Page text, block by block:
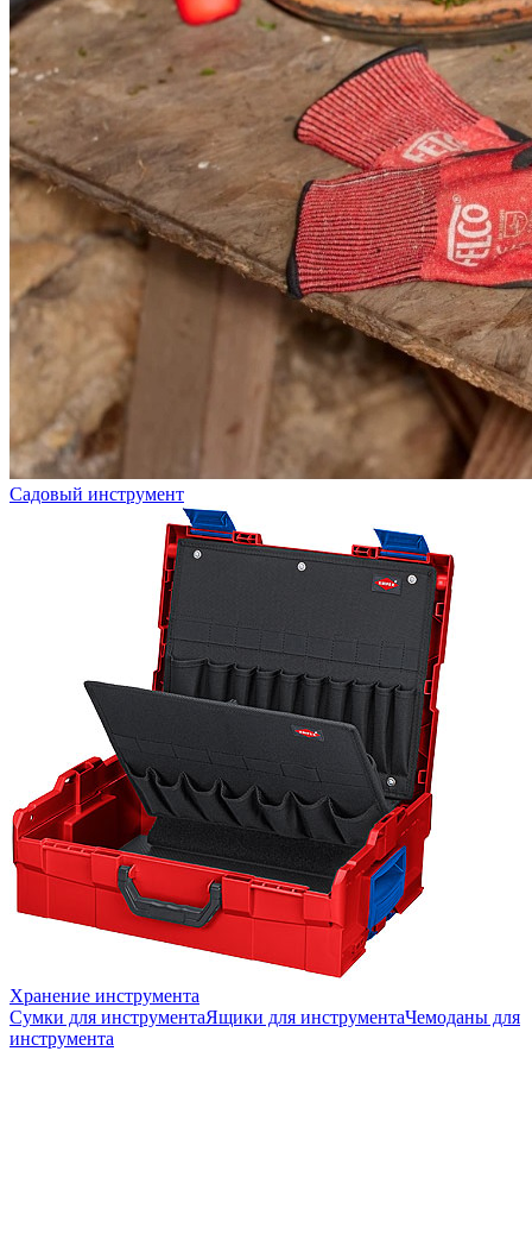
Садовый инструмент
Хранение инструмента
Сумки для инструментаЯщики для инструментаЧемоданы для
инструмента